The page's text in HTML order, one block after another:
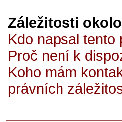
Záležitosti
Kdo napsal tento
Proč není k
Koho mám
právních